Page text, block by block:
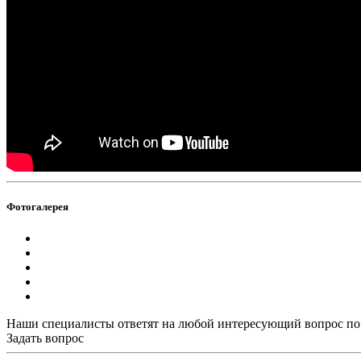
Фотогалерея
Наши специалисты ответят на любой интересующий вопрос по
Задать вопрос